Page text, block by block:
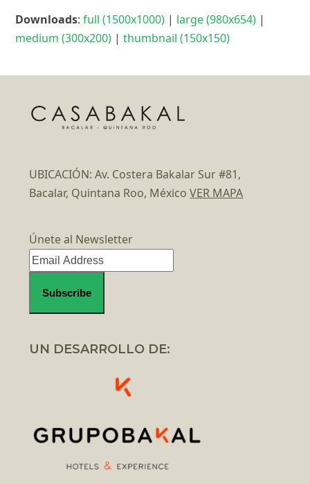
Downloads:full (1500x1000) | large (980x654) |
medium (300x200) |thumbnail (150x150)
UBICACIÓN: Av. Costera Bakalar Sur #81,
Bacalar, Quintana Roo, MéxicoVER MAPA
Únete al Newsletter
UN DESARROLLO DE: